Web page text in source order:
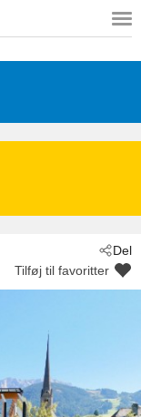
Steinernen
Del
Tilføj til favoritter